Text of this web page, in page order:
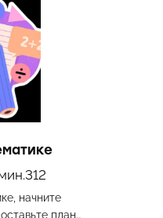
312
начните
план…